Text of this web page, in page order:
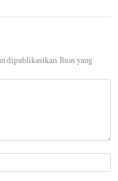
dipublikasikan. Ruas yang